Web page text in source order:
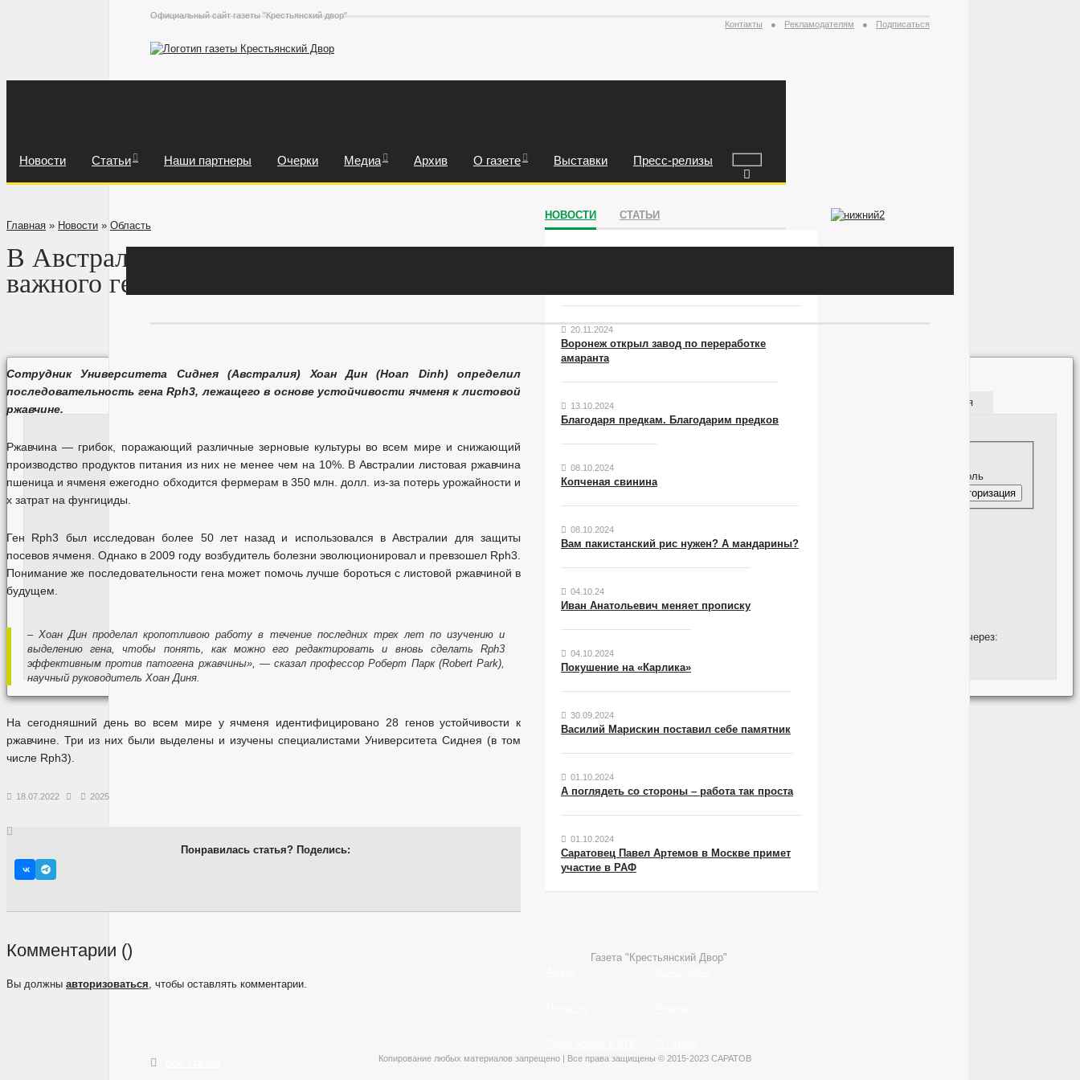
Официальный сайт газеты "Крестьянский двор"
Контакты
Рекламодателям Подписаться
Новости Статьи Наши партнеры Очерки Медиа Архив О газете Выставки Пресс-релизы
Главная » Новости » Область
В Австралии раскрыта последовательность
важного гена
Сотрудник Университета Сиднея (Австралия) Хоан Дин (Hoan Dinh) определил
последовательность гена Rph3, лежащего в основе устойчивости ячменя к листовой
ржавчине.
Ржавчина — грибок, поражающий различные зерновые культуры во всем мире и снижающий
производство продуктов питания из них не менее чем на 10%. В Австралии листовая ржавчина
пшеница и ячменя ежегодно обходится фермерам в 350 млн. долл. из-за потерь урожайности и
х затрат на фунгициды.
Ген Rph3 был исследован более 50 лет назад и использовался в Австралии для защиты
посевов ячменя. Однако в 2009 году возбудитель болезни эволюционировал и превзошел Rph3.
Понимание же последовательности гена может помочь лучше бороться с листовой ржавчиной в
будущем.
– Хоан Дин проделал кропотливою работу в течение последних трех лет по изучению и
выделению гена, чтобы понять, как можно его редактировать и вновь сделать Rph3
эффективным против патогена ржавчины», — сказал профессор Роберт Парк (Robert Park),
научный руководитель Хоан Диня.
На сегодняшний день во всем мире у ячменя идентифицировано 28 генов устойчивости к
ржавчине. Три из них были выделены и изучены специалистами Университета Сиднея (в том
числе Rph3).
18.07.2022 2025
Понравилась статья? Поделись:
Комментарии ()
Вы должны авторизоваться, чтобы оставлять комментарии.
НОВОСТИ СТАТЬИ
20.11.2024
Воронеж открыл завод по переработке
амаранта
13.10.2024
Благодаря предкам. Благодарим предков
08.10.2024
Копченая свинина
08.10.2024
Вам пакистанский рис нужен? А мандарины?
04.10.24
Иван Анатольевич меняет прописку
04.10.2024
Покушение на «Карлика»
30.09.2024
Василий Марискин поставил себе памятник
01.10.2024
А поглядеть со стороны – работа так проста
01.10.2024
Саратовец Павел Артемов в Москве примет
участие в РАФ
Газета "Крестьянский Двор"
Копирование любых материалов запрещено | Все права защищены © 2015-2023 САРАТОВ
Регистрация
Пароль
Вы можете авторизоваться на сайте через: